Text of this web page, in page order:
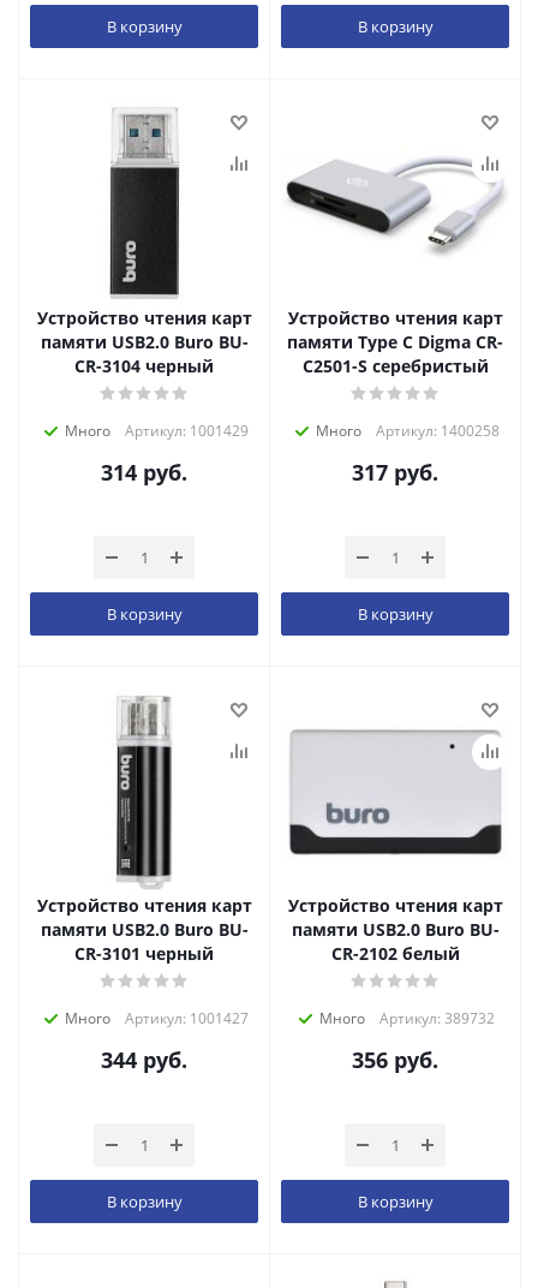
В корзину В корзину
Устройство чтения карт
памяти USB2.0 Buro BU-
CR-3104 черный
Много Артикул: 1001429
314 руб.
В корзину
Устройство чтения карт
памяти Type C Digma CR-
С2501-S серебристый
Много Артикул: 1400258
317 руб.
В корзину
Устройство чтения карт
памяти USB2.0 Buro BU-
CR-3101 черный
Много Артикул: 1001427
344 руб.
В корзину
Устройство чтения карт
памяти USB2.0 Buro BU-
CR-2102 белый
Много Артикул: 389732
356 руб.
В корзину